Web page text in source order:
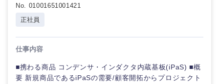
No. 01001651001421
正社員
仕事内容
■携わる商品 コンデンサ・インダクタ内蔵基板(iPaS) ■概
要 新規商品であるiPaSの需要/顧客開拓からプロジェクト